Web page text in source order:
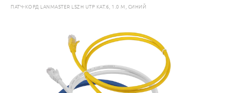
ПАТЧ-КОРД LANMASTER LSZH UTP КАТ.6, 1.0 М, СИНИЙ